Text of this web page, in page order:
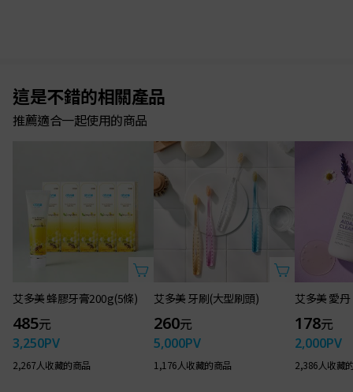
這是不錯的相關產品
推薦適合一起使用的商品
艾多美 蜂膠牙膏200g(5條)
485元
3,250PV
2,267人收藏的商品
艾多美 牙刷(大型刷頭)
260元
5,000PV
1,176人收藏的商品
艾多美 愛丹
178元
2,000PV
2,386人收藏